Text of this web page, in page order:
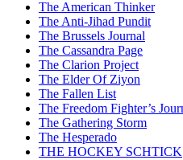
The American Thinker
The Anti-Jihad Pundit
The Brussels Journal
The Cassandra Page
The Clarion Project
The Elder Of Ziyon
The Fallen List
The Freedom Fighter’s
The Gathering Storm
The Hesperado
THE HOCKEY SCHTICK